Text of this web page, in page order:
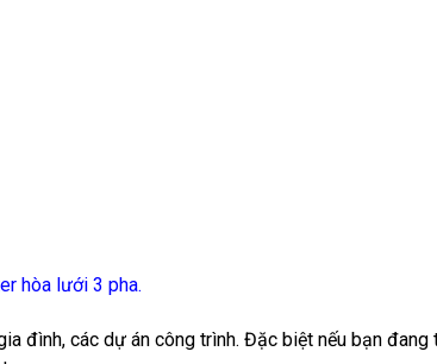
hòa lưới 3 pha.
đình, các dự án công trình. Đặc biệt nếu bạn đang